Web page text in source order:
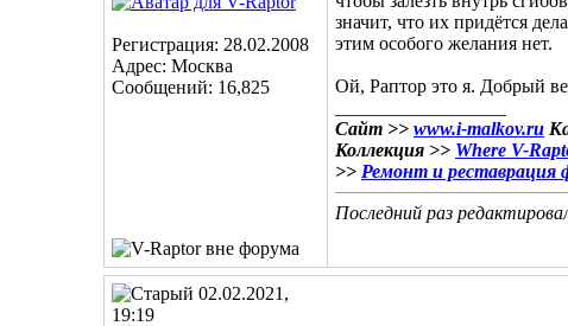
Регистрация: 28.02.2008
Адрес: Москва
Сообщений: 16,825
значит, что их придётся
этим особого желания нет.
Ой, Раптор это я. Добрый
Сайт >> www.i-malkov.ru
Коллекция >> Where V-
>> Ремонт и реставрация
Последний раз
02.02.2021,
19:19